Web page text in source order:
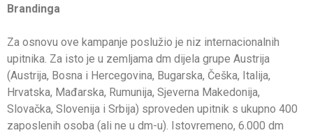
Brandinga
Za osnovu ove kampanje poslužio je niz internacionalnih
upitnika. Za isto je u zemljama dm dijela grupe Austrija
(Austrija, Bosna i Hercegovina, Bugarska, Češka, Italija,
Hrvatska, Mađarska, Rumunija, Sjeverna Makedonija,
Slovačka, Slovenija i Srbija) sproveden upitnik s ukupno 400
zaposlenih osoba (ali ne u dm-u). Istovremeno, 6.000 dm